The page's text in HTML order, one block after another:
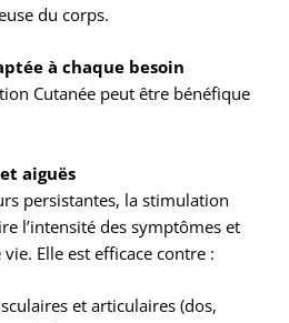
du corps.
à chaque besoin
Cutanée peut être bénéfique
aiguës
persistantes, la stimulation
l’intensité des symptômes et
Elle est efficace contre :
et articulaires (dos,